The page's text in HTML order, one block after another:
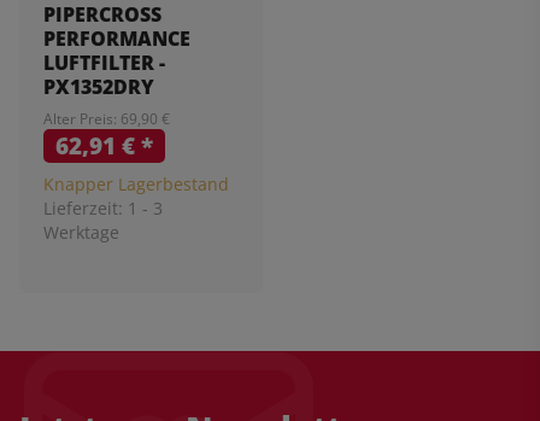
PIPERCROSS
PERFORMANCE
LUFTFILTER -
PX1352DRY
Alter Preis: 69,90 €
62,91 €*
Knapper Lagerbestand
Lieferzeit: 1 - 3
Werktage